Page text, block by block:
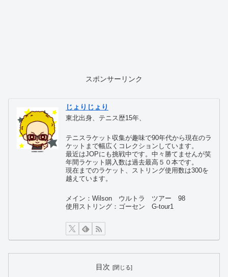
スポンサーリンク
じょりじょり
東北出身、テニス歴15年、
テニスラケット収集が趣味で90年代から現在のラ
ケットまで幅広くコレクションしています。
最近はJOPにも挑戦中です。中々勝てませんが笑
年間ラケット購入数は過去最高５０本です。
現在までのラケット、ストリング使用数は300を
越えています。
メイン：Wilson ウルトラ ツアー 98
使用ストリング：ゴーセン G-tour1
目次